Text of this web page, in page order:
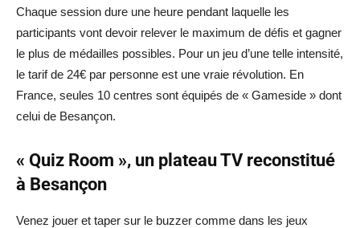
Chaque session dure une heure pendant laquelle les
participants vont devoir relever le maximum de défis et gagner
le plus de médailles possibles. Pour un jeu d’une telle intensité,
le tarif de 24€ par personne est une vraie révolution. En
France, seules 10 centres sont équipés de « Gameside » dont
celui de Besançon.
« Quiz Room », un plateau TV reconstitué
à Besançon
Venez jouer et taper sur le buzzer comme dans les jeux